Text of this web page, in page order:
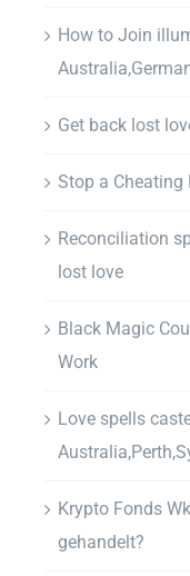
How to Join
Get back lost
Stop a Cheating
Reconciliation
lost love
Black Magic
Work
Love spells
Krypto Fonds
gehandelt?